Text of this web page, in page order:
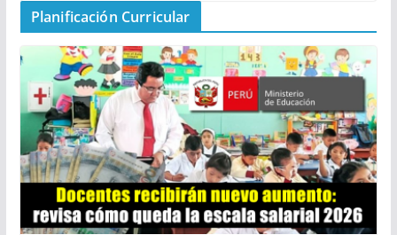
Planificación Curricular